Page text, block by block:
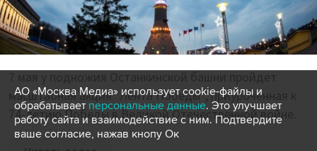
масштабная акция "Лента Победы", приуроченная к
74-летию Победы в Великой Отечественной войне.
АО «Москва Медиа» использует cookie-файлы и
обрабатывает персональные данные. Это улучшает
работу сайта и взаимодействие с ним. Подтвердите
ваше согласие, нажав кнопу Ок